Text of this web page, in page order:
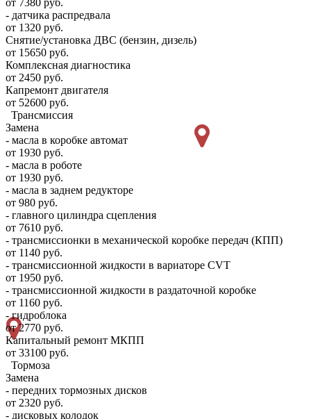
от 7380 руб.
- датчика распредвала
от 1320 руб.
Снятие/установка ДВС (бензин, дизель)
от 15650 руб.
Комплексная диагностика
от 2450 руб.
Капремонт двигателя
от 52600 руб.
Трансмиссия
Замена
- масла в коробке автомат
от 1930 руб.
- масла в роботе
от 1930 руб.
- масла в заднем редукторе
от 980 руб.
- главного цилиндра сцепления
от 7610 руб.
- трансмиссионки в механической коробке передач (КПП)
от 1140 руб.
- трансмиссионной жидкости в вариаторе CVT
от 1950 руб.
- трансмиссионной жидкости в раздаточной коробке
от 1160 руб.
- гидроблока
от 2770 руб.
Капитальный ремонт МКПП
от 33100 руб.
Тормоза
Замена
- передних тормозных дисков
от 2320 руб.
- дисковых колодок